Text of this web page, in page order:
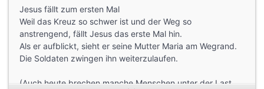
Jesus fällt zum ersten Mal
Weil das Kreuz so schwer ist und der Weg so
anstrengend, fällt Jesus das erste Mal hin.
Als er aufblickt, sieht er seine Mutter Maria am Wegrand.
Die Soldaten zwingen ihn weiterzulaufen.
(Auch heute brechen manche Menschen unter der Last